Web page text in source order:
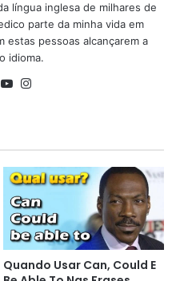
língua inglesa de milhares de
parte da minha vida em
estas pessoas alcançarem a
idioma.
X YouTube
Quando Usar Can, Could E